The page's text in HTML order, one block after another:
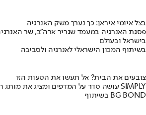
בצל איומי איראן: כך נערך משק האנרגיה
פסגת האנרגיה במעמד שגריר ארה"ב, שר
בישראל ובעולם
בשיתוף המכון הישראלי לאנרגיה ולסביבה
צובעים את הבית? אל תעשו את הטעות הזו
מומחה BG BOND עושה סדר על המדפים ומציג את מותג הצבע SIMPLY
בשיתוף BG BOND